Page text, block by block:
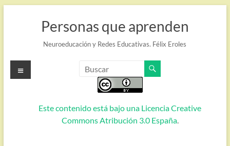
Personas que aprenden
Neuroeducación y Redes Educativas. Félix Eroles
Este contenido está bajo una Licencia Creative
Commons Atribución 3.0 España.
Menú